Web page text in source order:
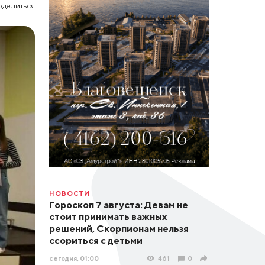
НОВОСТИ
Гороскоп 7 августа: Девам не
стоит принимать важных
решений, Скорпионам нельзя
ссориться с детьми
сегодня, 01:00 461 0